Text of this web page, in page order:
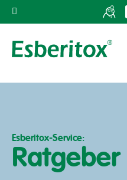
Esberitox-Service: